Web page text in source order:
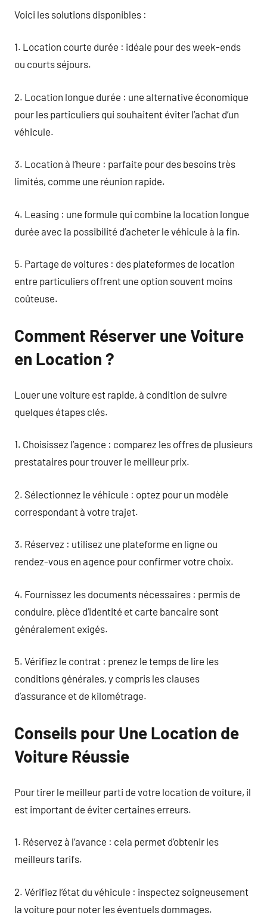
Voici les solutions disponibles :
1. Location courte durée : idéale pour des week-ends
ou courts séjours.
2. Location longue durée : une alternative économique
pour les particuliers qui souhaitent éviter l’achat d’un
véhicule.
3. Location à l’heure : parfaite pour des besoins très
limités, comme une réunion rapide.
4. Leasing : une formule qui combine la location longue
durée avec la possibilité d’acheter le véhicule à la fin.
5. Partage de voitures : des plateformes de location
entre particuliers offrent une option souvent moins
coûteuse.
Comment Réserver une Voiture
en Location ?
Louer une voiture est rapide, à condition de suivre
quelques étapes clés.
1. Choisissez l’agence : comparez les offres de plusieurs
prestataires pour trouver le meilleur prix.
2. Sélectionnez le véhicule : optez pour un modèle
correspondant à votre trajet.
3. Réservez : utilisez une plateforme en ligne ou
rendez-vous en agence pour confirmer votre choix.
4. Fournissez les documents nécessaires : permis de
conduire, pièce d’identité et carte bancaire sont
généralement exigés.
5. Vérifiez le contrat : prenez le temps de lire les
conditions générales, y compris les clauses
d’assurance et de kilométrage.
Conseils pour Une Location de
Voiture Réussie
Pour tirer le meilleur parti de votre location de voiture, il
est important de éviter certaines erreurs.
1. Réservez à l’avance : cela permet d’obtenir les
meilleurs tarifs.
2. Vérifiez l’état du véhicule : inspectez soigneusement
la voiture pour noter les éventuels dommages.